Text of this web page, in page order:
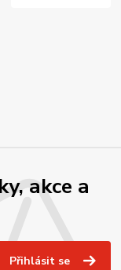
akce a
Přihlásit se